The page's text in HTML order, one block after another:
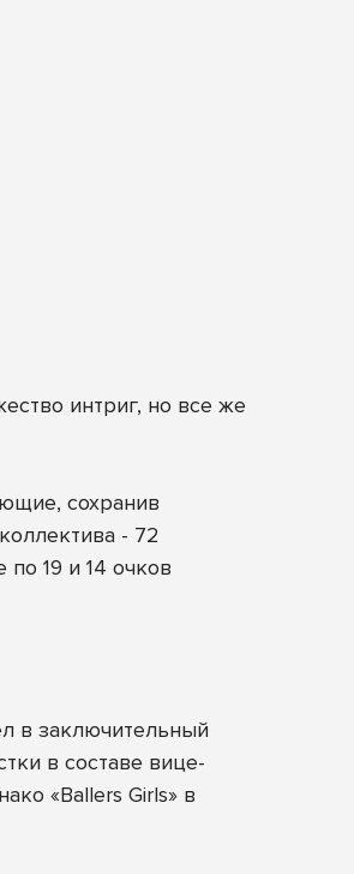
интриг, но все же
сохранив
- 72
19 и 14 очков
в заключительный
в составе вице-
«Ballers Girls» в